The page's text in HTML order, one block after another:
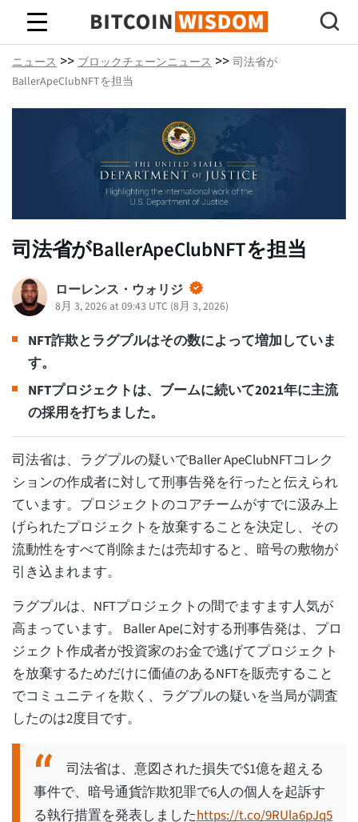
ビットコインの知恵
ニュース >> ブロックチェーンニュース >> 司法省が
BallerApeClubNFTを担当
司法省がBallerApeClubNFTを担当
ローレンス・ウォリジ
8月 3, 2026 at 09:43 UTC (8月 3, 2026)
NFT詐欺とラグプルはその数によって増加していま
す。
NFTプロジェクトは、ブームに続いて2021年に主流
の採用を打ちました。
司法省は、ラグプルの疑いでBaller ApeClubNFTコレク
ションの作成者に対して刑事告発を行ったと伝えられ
ています。プロジェクトのコアチームがすでに汲み上
げられたプロジェクトを放棄することを決定し、その
流動性をすべて削除または売却すると、暗号の敷物が
引き込まれます。
ラグプルは、NFTプロジェクトの間でますます人気が
高まっています。 Baller Apeに対する刑事告発は、プロ
ジェクト作成者が投資家のお金で逃げてプロジェクト
を放棄するためだけに価値のあるNFTを販売すること
でコミュニティを欺く、ラグプルの疑いを当局が調査
したのは2度目です。
司法省は、意図された損失で$1億を超える
事件で、暗号通貨詐欺犯罪で6人の個人を起訴す
る執行措置を発表しましたhttps://t.co/9RUla6pJq5